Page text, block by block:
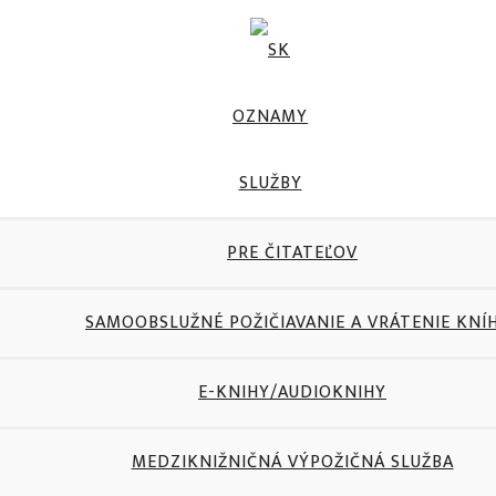
OZNAMY
SLUŽBY
PRE ČITATEĽOV
SAMOOBSLUŽNÉ POŽIČIAVANIE A VRÁTENIE
E-KNIHY/AUDIOKNIHY
MEDZIKNIŽNIČNÁ VÝPOŽIČNÁ SLUŽBA